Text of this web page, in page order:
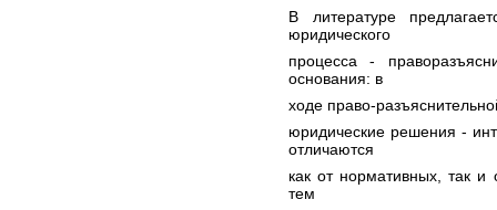
В литературе
юридического
процесса -
основания: в
ходе право-
юридические решения -
отличаются
как от нормативных, так и
тем